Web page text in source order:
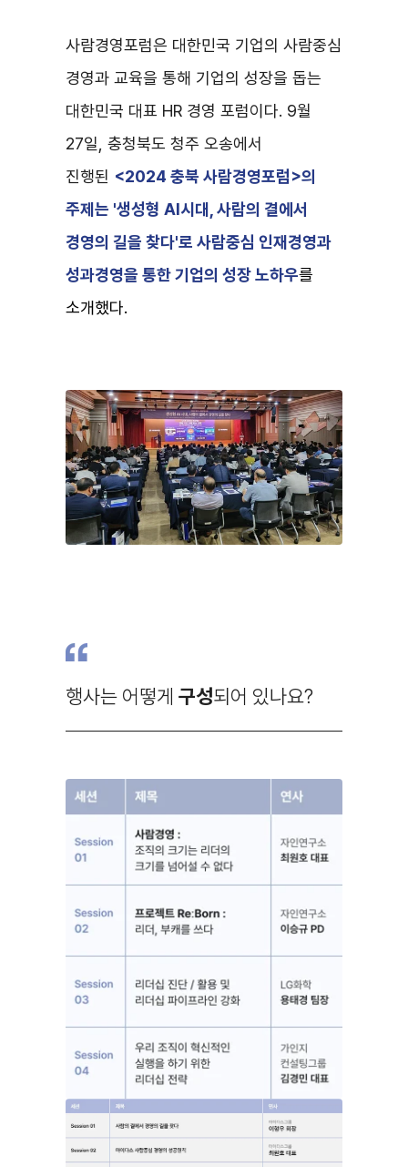
사람경영포럼은 대한민국 기업의 사람중심
경영과 교육을 통해 기업의 성장을 돕는
대한민국 대표 HR 경영 포럼이다. 9월
27일, 충청북도 청주 오송에서
진행된 <2024 충북 사람경영포럼>의
주제는 '생성형 AI시대, 사람의 결에서
경영의 길을 찾다'로 사람중심 인재경영과
성과경영을 통한 기업의 성장 노하우를
소개했다.
행사는 어떻게 구성되어 있나요?